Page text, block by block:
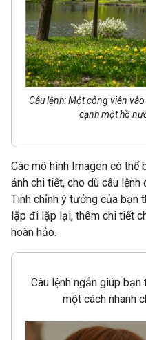
Câu lệnh: Một công viên
cạnh một hồ
Các mô hình Imagen có thể
ảnh chi tiết, cho dù câu
Tinh chỉnh ý tưởng của bạn
lặp đi lặp lại, thêm chi tiết
hoàn hảo.
Câu lệnh ngắn giúp bạn
một cách nhanh